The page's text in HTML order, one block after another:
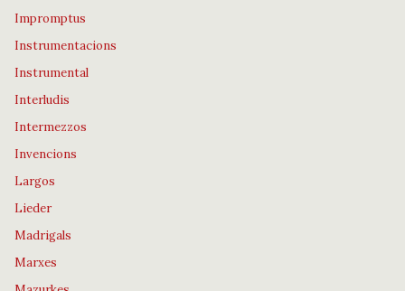
Impromptus
Instrumentacions
Instrumental
Interludis
Intermezzos
Invencions
Largos
Lieder
Madrigals
Marxes